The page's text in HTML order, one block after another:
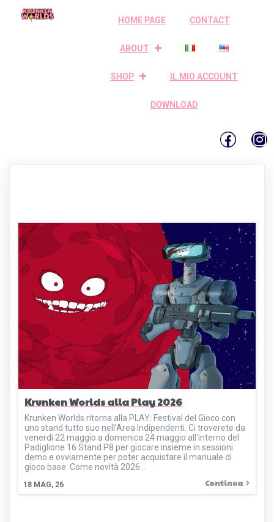
HOME PAGE CONTACT
ABOUT
SHOP IL MIO ACCOUNT
DOWNLOAD
Krunken Worlds alla Play 2026
18 MAG, 26
Krunken Worlds ritorna alla PLAY: Festival del Gioco con
uno stand tutto suo nell'Area Indipendenti. Ci troverete da
venerdì 22 maggio a domenica 24 maggio all'interno del
Padiglione 16 Stand P8 per giocare insieme in sessioni
demo e ovviamente per poter acquistare il manuale di
gioco base. Come novità 2026…
Continua